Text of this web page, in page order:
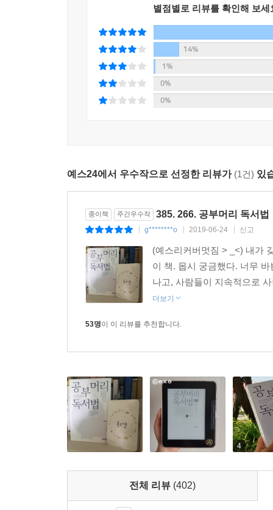
“최고의 독서교육법은 실행 가능한 독서법”
궁극적으로 독서는 성인까지 꾸준히 이어져야
독서교육은 풀코스 마라톤처럼 오랜 시간 어렵게
공독쌤 최승필 작가는 말한다. 진정한 독서법은
때면 《공부머리 독서법》을 곁에 두고 펼쳐서
든든하게 의욕을 돋워 주리라 확신한다. 그렇게
별점별로 리뷰를 확인해 보세
14%
1%
0%
0%
예스24에서 우수작으로 선정한 리뷰가 (1건) 있
종이책 주간우수작 385. 266. 공부머리 독서법
g********o 2019-06-24 신고
(예스리커버멋짐 > _<) 내가
이 책. 몹시 궁금했다. 너무
나고, 사람들이 지속적으로
더보기
53명이 이 리뷰를 추천합니다.
4
전체 리뷰 (402)